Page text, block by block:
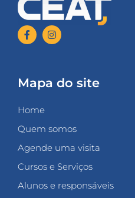
Mapa do site
Home
Quem somos
Agende uma visita
Cursos e Serviços
Alunos e responsáveis